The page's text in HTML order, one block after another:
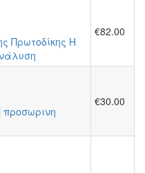
Πρωτοδίκης Η
€82.00
€30.00